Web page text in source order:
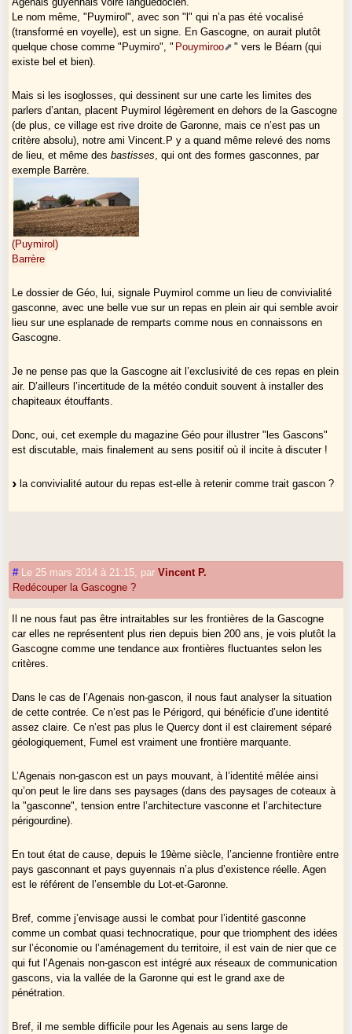
tendances actuelles !. Les tendances peuvent s’infléchir, l’histoire peut
se retourner.
La Gascogne n’en est pas à son premier changement de
population ou de langue
Des populations nouvelles arrivent, mais l’Adour et la Garonne restent à
leur place et continueront à fixer des identités, sauf si nous continuons
à subir un brassage systématique. L’enfant de chtis, de cambodgiens
ou de maghrébins implantés en Gascogne, s’il grandit au sud de l’Adour
ou de la Garonne, peut très bien se sentir gascon à sa manière.
Si nous savons suggérer une économie prospère et auto-centrée
cet enfant néo-gascon restera ici et deviendra grand !
Et à propos d’économie auto-centrée, le type de croissance des
métropoles bordelaise ou toulousaine n’est pas vraiment un modèle. Il
est trop fondé sur la décentralisation d’entreprises nationales,
européennes ou mondiales.
Alors, j’imagine un autre modèle, et peut-être qu’il peut naître dans la
Pau n’est pas à la hauteur ? Pour l’instant peut-être ! Mais ce que
j’espère, c’est
Le nom même, "Puymirol", avec son "l" qui n’a pas été vocalisé
(transformé en voyelle), est un signe. En Gascogne, on aurait plutôt
quelque chose comme "Puymiro", " Pouymiroo
" vers le Béarn (qui
existe bel et bien).
Mais si les isoglosses, qui dessinent sur une carte les limites des
parlers d’antan, placent Puymirol légèrement en dehors de la Gascogne
(de plus, ce village est rive droite de Garonne, mais ce n’est pas un
critère absolu), notre ami Vincent.P y a quand même relevé des noms
de lieu, et même desbastisses , qui ont des formes gasconnes, par
exemple Barrère.
(Puymirol)
Barrère
Le dossier de Géo, lui, signale Puymirol comme un lieu de convivialité
gasconne, avec une belle vue sur un repas en plein air qui semble avoir
lieu sur une esplanade de remparts comme nous en connaissons en
Gascogne.
Je ne pense pas que la Gascogne ait l’exclusivité de ces repas en plein
air. D’ailleurs l’incertitude de la météo conduit souvent à installer des
chapiteaux étouffants.
Donc, oui, cet exemple du magazine Géo pour illustrer "les Gascons"
est discutable, mais finalement au sens positif où il incite à discuter !
la convivialité autour du repas est-elle à retenir comme trait gascon ?
Et en écrivant ce message, je me souviens que, pour certains, les
habitants de la Guyenne sont... des gascons (l’adjectif "guyennais" ne
Dans ce cas, le dossier de Géo sur "les Gascons" peut embrasser la
Guyenne, donc Puymirol !
taoulejados!
# Le 25 mars 2014 à 21:15 parVincent P.
Redécouper la Gascogne ?
Il ne nous faut pas être intraitables sur les frontières de la Gascogne
car elles ne représentent plus rien depuis bien 200 ans, je vois plutôt la
Gascogne comme une tendance aux frontières fluctuantes selon les
critères.
Dans le cas de l’Agenais non-gascon, il nous faut analyser la situation
de cette contrée. Ce n’est pas le Périgord, qui bénéficie d’une identité
assez claire. Ce n’est pas plus le Quercy dont il est clairement séparé
géologiquement, Fumel est vraiment une frontière marquante.
L’Agenais non-gascon est un pays mouvant, à l’identité mêlée ainsi
qu’on peut le lire dans ses paysages (dans des paysages de coteaux à
la "gasconne", tension entre l’architecture vasconne et l’architecture
périgourdine).
En tout état de cause, depuis le 19ème siècle, l’ancienne frontière entre
pays gasconnant et pays guyennais n’a plus d’existence réelle. Agen
est le référent de l’ensemble du Lot-et-Garonne.
Bref, comme j’envisage aussi le combat pour l’identité gasconne
comme un combat quasi technocratique, pour que triomphent des idées
sur l’économie ou l’aménagement du territoire, il est vain de nier que ce
qui fut l’Agenais non-gascon est intégré aux réseaux de communication
gascons, via la vallée de la Garonne qui est le grand axe de
pénétration.
Bref, il me semble difficile pour les Agenais au sens large de